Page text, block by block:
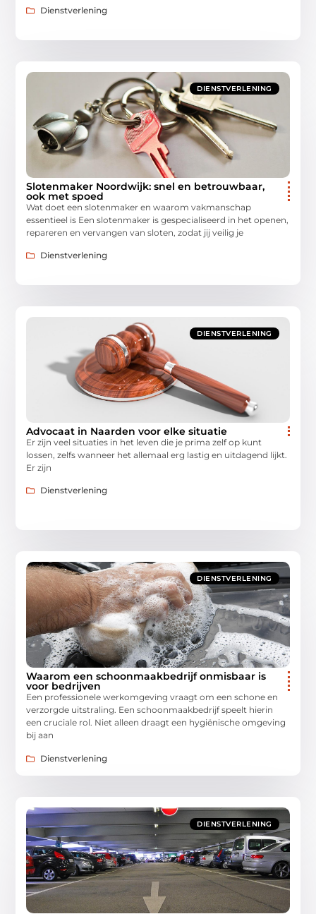
Dienstverlening
DIENSTVERLENING
Slotenmaker Noordwijk: snel en betrouwbaar,
ook met spoed
Wat doet een slotenmaker en waarom vakmanschap
essentieel is Een slotenmaker is gespecialiseerd in het openen,
repareren en vervangen van sloten, zodat jij veilig je
Dienstverlening
DIENSTVERLENING
Advocaat in Naarden voor elke situatie
Er zijn veel situaties in het leven die je prima zelf op kunt
lossen, zelfs wanneer het allemaal erg lastig en uitdagend lijkt.
Er zijn
Dienstverlening
DIENSTVERLENING
Waarom een schoonmaakbedrijf onmisbaar is
voor bedrijven
Een professionele werkomgeving vraagt om een schone en
verzorgde uitstraling. Een schoonmaakbedrijf speelt hierin
een cruciale rol. Niet alleen draagt een hygiënische omgeving
bij aan
Dienstverlening
DIENSTVERLENING